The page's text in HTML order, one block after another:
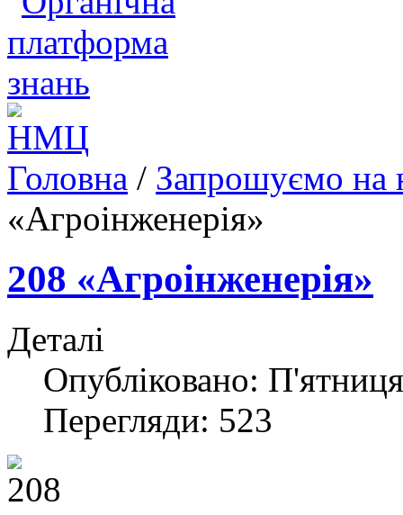
Головна / Запрошуємо на
«Агроінженерія»
208 «Агроінженерія»
Деталі
Опубліковано:
Перегляди: 523